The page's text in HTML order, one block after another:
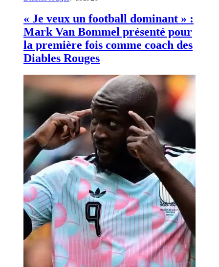
« Je veux un football dominant » :
Mark Van Bommel présenté pour
la première fois comme coach des
Diables Rouges